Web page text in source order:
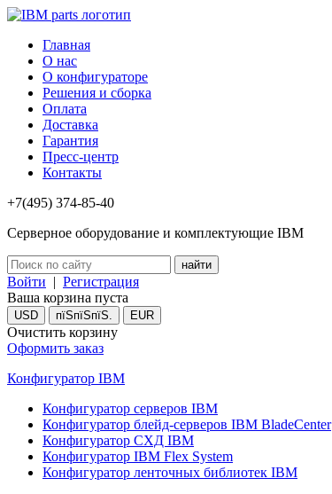
Главная
О нас
О конфигураторе
Решения и сборка
Оплата
Доставка
Гарантия
Пресс-центр
Контакты
+7(495) 374-85-40
Серверное оборудование и комплектующие IBM
Войти | Регистрация
Ваша корзина пуста
USD пїЅпїЅпїЅ. EUR
Очистить корзину
Оформить заказ
Конфигуратор IBM
Конфигуратор серверов IBM
Конфигуратор блейд-серверов IBM BladeCenter
Конфигуратор СХД IBM
Конфигуратор IBM Flex System
Конфигуратор ленточных библиотек IBM